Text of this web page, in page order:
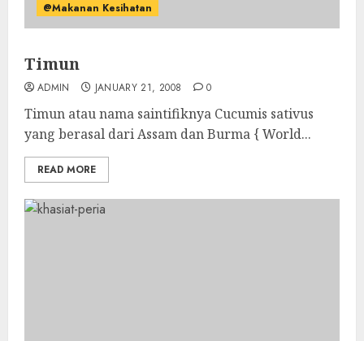
@Makanan Kesihatan
Timun
ADMIN JANUARY 21, 2008 0
Timun atau nama saintifiknya Cucumis sativus
yang berasal dari Assam dan Burma { World...
READ MORE